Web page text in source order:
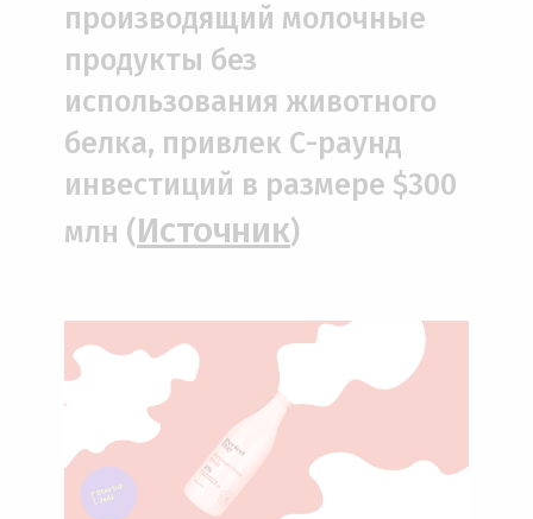
производящий молочные
продукты без
использования животного
белка, привлек С-раунд
инвестиций в размере $300
млн (Источник)